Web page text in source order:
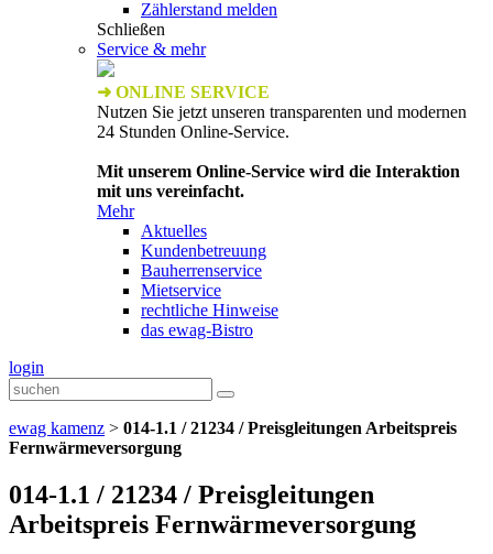
Zählerstand melden
Schließen
Service & mehr
➜ ONLINE SERVICE
Nutzen Sie jetzt unseren transparenten und modernen
24 Stunden Online-Service.
Mit unserem Online-Service wird die Interaktion
mit uns vereinfacht.
Mehr
Aktuelles
Kundenbetreuung
Bauherrenservice
Mietservice
rechtliche Hinweise
das ewag-Bistro
login
ewag kamenz > 014-1.1 / 21234 / Preisgleitungen Arbeitspreis
Fernwärmeversorgung
014-1.1 / 21234 / Preisgleitungen
Arbeitspreis Fernwärmeversorgung